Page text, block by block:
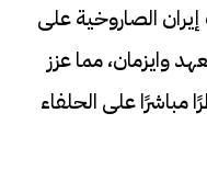
الصاروخية على
وايزمان، مما عزز
مباشرًا على الحلفاء